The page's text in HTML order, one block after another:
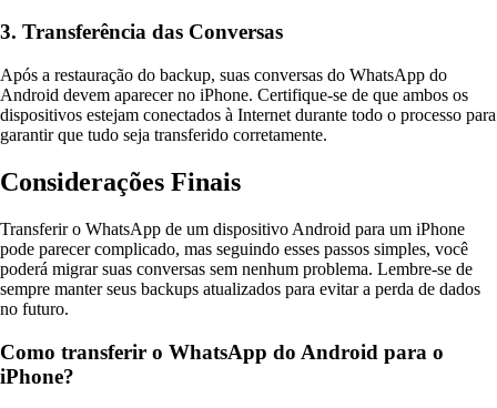
3. Transferência das Conversas
Após a restauração do backup, suas conversas do WhatsApp do
Android devem aparecer no iPhone. Certifique-se de que ambos os
dispositivos estejam conectados à Internet durante todo o processo para
garantir que tudo seja transferido corretamente.
Considerações Finais
Transferir o WhatsApp de um dispositivo Android para um iPhone
pode parecer complicado, mas seguindo esses passos simples, você
poderá migrar suas conversas sem nenhum problema. Lembre-se de
sempre manter seus backups atualizados para evitar a perda de dados
no futuro.
Como transferir o WhatsApp do Android para o
iPhone?